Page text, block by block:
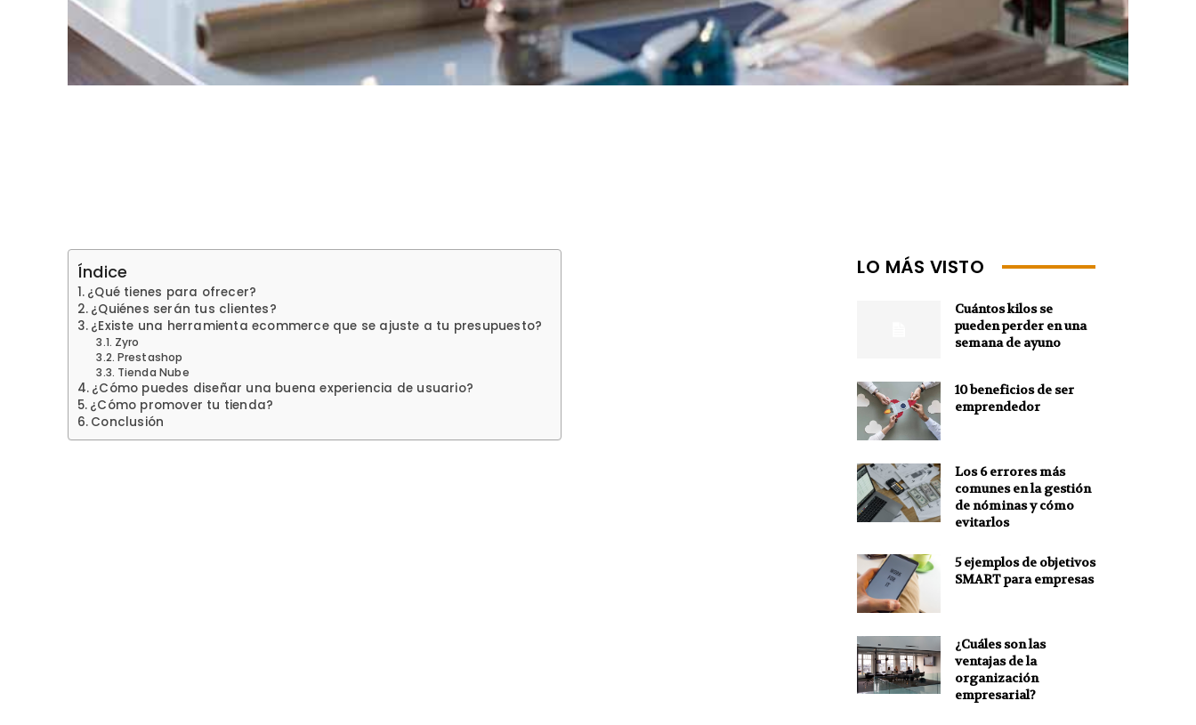
Índice
¿Qué tienes para ofrecer?
¿Quiénes serán tus clientes?
¿Existe una herramienta ecommerce que se ajuste a tu presupuesto?
Zyro
Prestashop
Tienda Nube
¿Cómo puedes diseñar una buena experiencia de usuario?
¿Cómo promover tu tienda?
Conclusión
LO MÁS VISTO
Cuántos kilos se
pueden perder en una
semana de ayuno
10 beneficios de ser
emprendedor
Los 6 errores más
comunes en la gestión
de nóminas y cómo
evitarlos
5 ejemplos de objetivos
SMART para empresas
¿Cuáles son las
ventajas de la
organización
empresarial?